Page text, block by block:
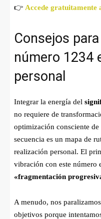
👉 Accede gratuitamente
Consejos
número 1234
personal
Integrar la energía del
no requiere de
optimización consciente de
secuencia es un mapa de
realización personal. El
vibración con este número
«fragmentación
A menudo, nos
objetivos porque